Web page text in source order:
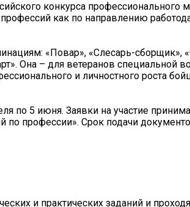
конкурса профессионального
как по направлению
«Повар», «Слесарь-сборщик»,
Она – для ветеранов специальной
и личностного роста
по 5 июня. Заявки на участие
профессии». Срок подачи
и практических заданий и